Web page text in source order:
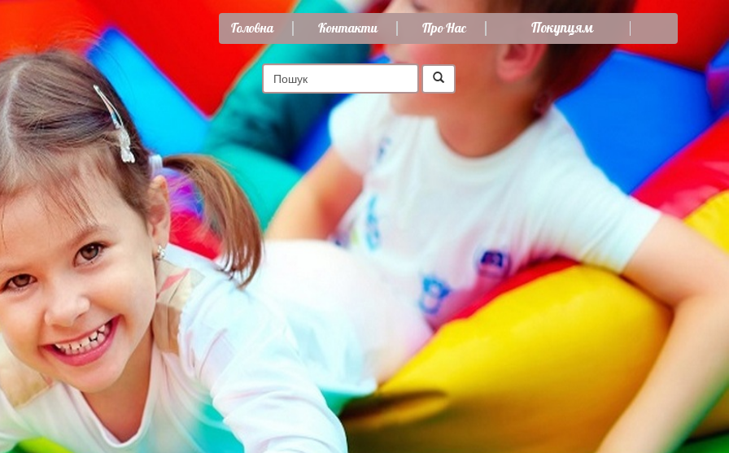
Головна Контакти Про Нас Покупцям